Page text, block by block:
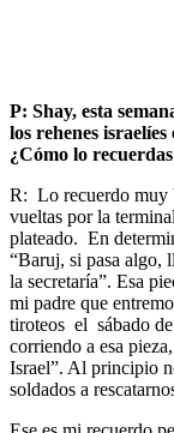
P: Shay, esta
los rehenes
¿Cómo lo
R: Lo recuerdo muy
vueltas por la
plateado. En
“Baruj, si pasa algo,
la secretaría”. Esa
mi padre que
tiroteos el sábado
corriendo a esa
Israel”. Al principio
soldados a